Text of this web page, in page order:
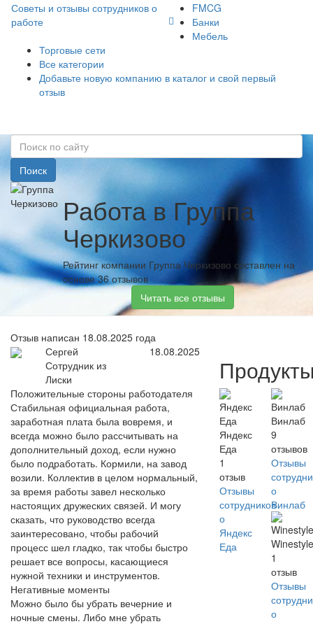
Советы и отзывы сотрудников о
работе
FMCG
Банки
Мебель
Торговые сети
Все категории
Добавьте новую компанию в каталог и свой первый
отзыв
Поиск
Работа в Группа
Черкизово
Рейтинг компании Группа Черкизово составлен на
основе 36 отзывов
Читать все отзывы
Отзыв написан 18.08.2025 года
Сергей
Сотрудник из
Лиски
18.08.2025
Положительные стороны работодателя
Стабильная официальная работа,
заработная плата была вовремя, и
всегда можно было рассчитывать на
дополнительный доход, если нужно
было подработать. Кормили, на завод
возили. Коллектив в целом нормальный,
за время работы завел несколько
настоящих дружеских связей. И могу
сказать, что руководство всегда
заинтересовано, чтобы рабочий
процесс шел гладко, так чтобы быстро
решает все вопросы, касающиеся
нужной техники и инструментов.
Негативные моменты
Можно было бы убрать вечерние и
ночные смены. Либо мне убрать
Яндекс
Еда
1
отзыв
Отзывы
сотрудников
о
Яндекс
Еда
Винлаб
9
отзывов
Отзывы
о
Винлаб
1
отзыв
Отзывы
о